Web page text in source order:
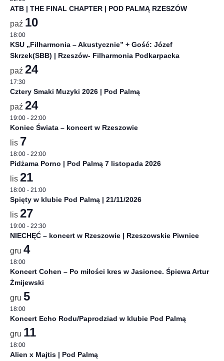
ATB | THE FINAL CHAPTER | POD PALMĄ RZESZÓW
paź 10
18:00
KSU „Filharmonia – Akustycznie” + Gość: Józef
Skrzek(SBB) | Rzeszów- Filharmonia Podkarpacka
paź 24
17:30
Cztery Smaki Muzyki 2026 | Pod Palmą
paź 24
19:00 - 22:00
Koniec Świata – koncert w Rzeszowie
lis 7
18:00 - 22:00
Pidżama Porno | Pod Palmą 7 listopada 2026
lis 21
18:00 - 21:00
Spięty w klubie Pod Palmą | 21/11/2026
lis 27
19:00 - 22:30
NIECHĘĆ – koncert w Rzeszowie | Rzeszowskie Piwnice
gru 4
18:00
Koncert Cohen – Po miłości kres w Jasionce. Śpiewa Artur
Żmijewski
gru 5
18:00
Koncert Echo Rodu/Paprodziad w klubie Pod Palmą
gru 11
18:00
Alien x Majtis | Pod Palmą